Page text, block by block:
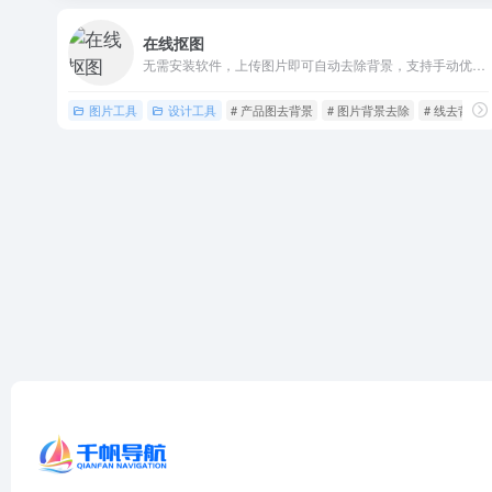
在线抠图
图片工具 设计工具 # 产品图去背景 # 图片背景去除 # 线去背景工